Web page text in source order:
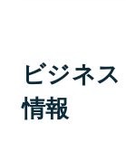
ビジネ
情報